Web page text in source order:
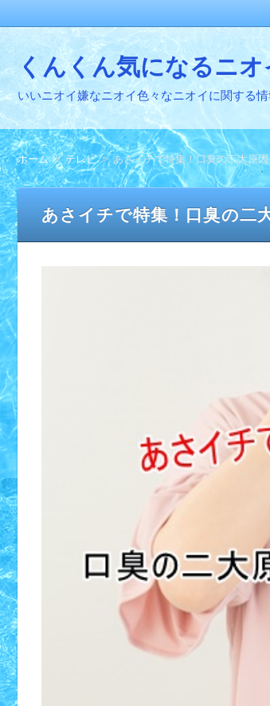
くんくん気になるニ
いいニオイ嫌なニオイ色々なニオイに関する
ホーム テレビ あさイチで特集！口臭の二大原
あさイチで特集！口臭の二